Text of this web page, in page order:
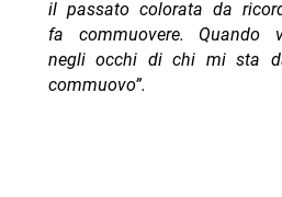
il passato colorata da
fa commuovere. Quando
negli occhi di chi mi sta
commuovo”.